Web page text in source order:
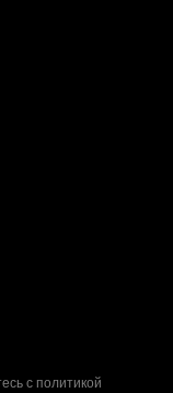
с политикой